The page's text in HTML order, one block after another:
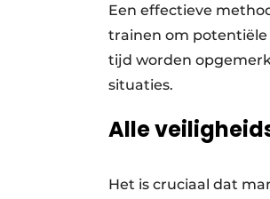
Een effectieve
trainen om potentiële
tijd worden
situaties.
Alle
Het is cruciaal dat